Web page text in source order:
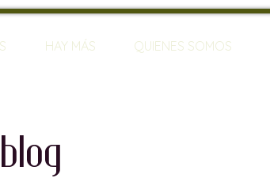
HAY MÁS QUIENES SOMOS